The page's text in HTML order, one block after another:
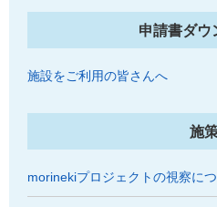
申請書ダウ
施設をご利用の皆さんへ
施
morinekiプロジェクトの視察に